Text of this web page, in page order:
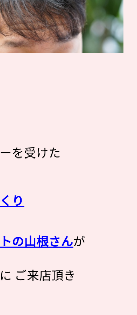
を受けた
り
の山根さんが
ご来店頂き